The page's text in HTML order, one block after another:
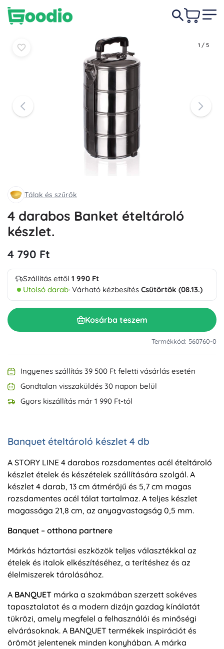
1 / 5
Tálak és szűrők
4 darabos Banket ételtároló
készlet.
4 790 Ft
Szállítás ettől 1 990 Ft
Utolsó darab· Várható kézbesítés Csütörtök (08.13.)
Kosárba teszem
Termékkód: 560760-0
Ingyenes szállítás 39 500 Ft feletti vásárlás esetén
Gondtalan visszaküldés 30 napon belül
Gyors kiszállítás már 1 990 Ft-tól
Banquet ételtároló készlet 4 db
A STORY LINE 4 darabos rozsdamentes acél ételtároló
készlet ételek és készételek szállítására szolgál. A
készlet 4 darab, 13 cm átmérőjű és 5,7 cm magas
rozsdamentes acél tálat tartalmaz. A teljes készlet
magassága 21,8 cm, az anyagvastagság 0,5 mm.
Banquet – otthona partnere
Márkás háztartási eszközök teljes választékkal az
ételek és italok elkészítéséhez, a terítéshez és az
élelmiszerek tárolásához.
A BANQUET márka a szakmában szerzett sokéves
tapasztalatot és a modern dizájn gazdag kínálatát
tükrözi, amely megfelel a felhasználói és minőségi
elvárásoknak. A BANQUET termékek inspirációt és
örömöt jelentenek minden konyhában. A márka
4 790 Ft Kosárba